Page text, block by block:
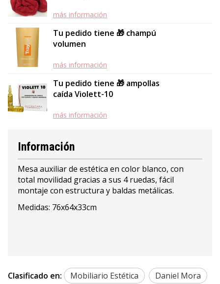
más información
Tu pedido tiene 🎁 champú
volumen
más información
Tu pedido tiene 🎁 ampollas
caída Violett-10
más información
Información
Mesa auxiliar de estética en color blanco, con
total movilidad gracias a sus 4 ruedas, fácil
montaje con estructura y baldas metálicas.
Medidas: 76x64x33cm
Clasificado en: Mobiliario Estética Daniel Mora